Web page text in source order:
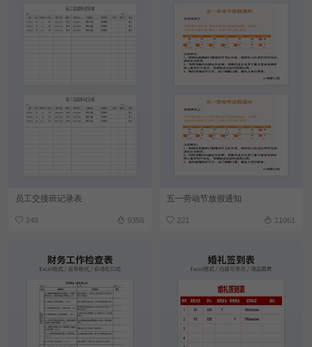
员工交接班记录表
248 9356
五一劳动节放假通知
221 11061